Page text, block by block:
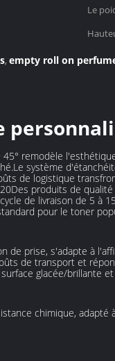
Le
, empty roll on
45° remodèle
système
de logistique
produits de
de livraison de 5 à
pour le toner
de prise, s'adapte à
de transport et
glacée/brillante
chimique,